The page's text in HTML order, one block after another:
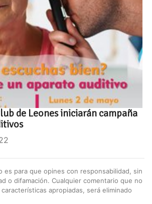
de Leones iniciarán campaña
es para que opines con responsabilidad, sin
o difamación. Cualquier comentario que no
apropiadas, será eliminado